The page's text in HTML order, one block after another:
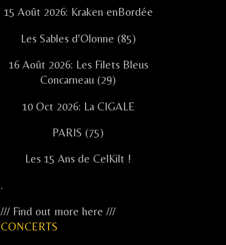
15 Août 2026: Kraken enBordée
Les Sables d'Olonne (85)
16 Août 2026: Les Filets Bleus
Concarneau (29)
10 Oct 2026: La CIGALE
PARIS (75)
Les 15 Ans de CelKilt !
.
/// Find out more here ///
CONCERTS